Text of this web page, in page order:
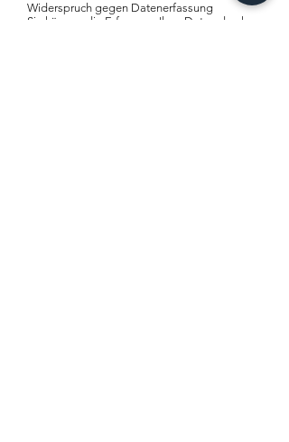
Widerspruch gegen Datenerfassung
Sie können die Erfassung Ihrer Daten durch